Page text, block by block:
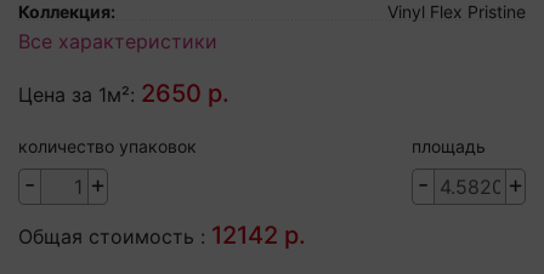
Коллекция:
Vinyl Flex Pristine
Все характеристики
Цена за 1м²: 2650 р.
количество упаковок
- +
площадь
- +
Общая стоимость : 12142 р.